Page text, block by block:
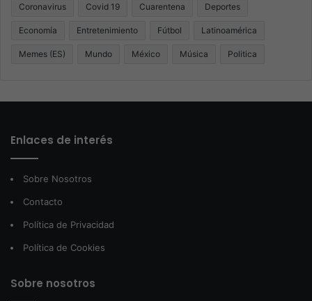
Coronavirus Covid 19 Cuarentena Deportes
Economía Entretenimiento Fútbol Latinoamérica
Memes (ES) Mundo México Música Politica
Enlaces de interés
Sobre Nosotros
Contacto
Política de Privacidad
Política de Cookies
Sobre nosotros